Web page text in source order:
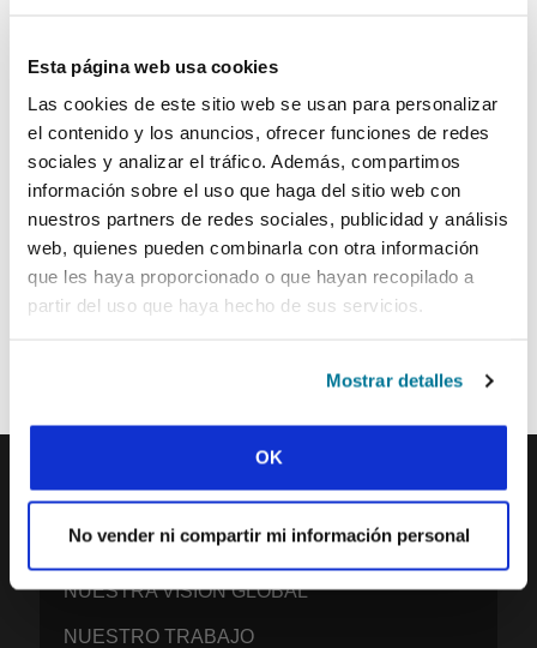
Esta página web usa cookies
Las cookies de este sitio web se usan para personalizar
el contenido y los anuncios, ofrecer funciones de redes
sociales y analizar el tráfico. Además, compartimos
información sobre el uso que haga del sitio web con
nuestros partners de redes sociales, publicidad y análisis
web, quienes pueden combinarla con otra información
que les haya proporcionado o que hayan recopilado a
partir del uso que haya hecho de sus servicios.
Mostrar detalles
OK
No vender ni compartir mi información personal
anima a compartir con la comunidad global de
IFES temas que requieren ser estudiados,
debatidos y solucionados. La Asamblea General
también puede formular políticas y establecer
objetivos a cumplir por el Comité y el equipo de
obreros de IFES. Como cuerpo legislativo el
Comité se encarga de aceptar la membresía de
nuevos movimientos nacionales y también
enmienda la Constitución de IFES cuando sea
necesario.
PARA SABER MÁS ACERCA DE CÓMO SE
EVANGELICAL STUDENTS
NUESTRA VISIÓN GLOBAL
NUESTRO TRABAJO